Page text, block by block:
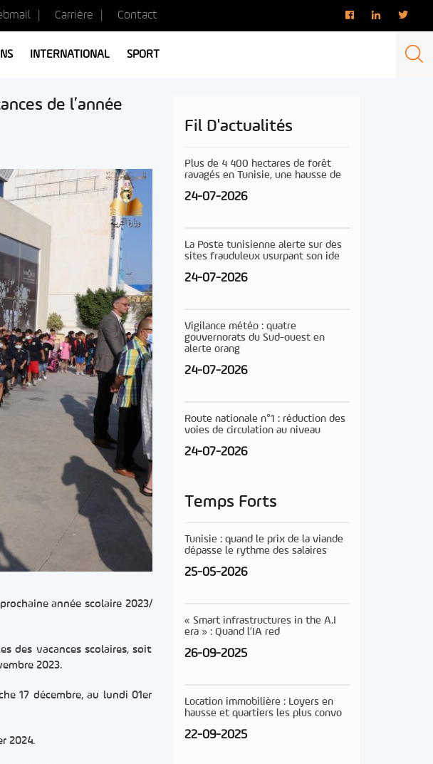
Carrière Contact
INTERNATIONAL SPORT
de l’année
année scolaire 2023/
des vacances scolaires, soit
2023.
17 décembre, au lundi 01er
2024.
Fil D'actualités
Plus de 4 400 hectares de forêt
ravagés en Tunisie, une hausse de
24-07-2026
La Poste tunisienne alerte sur des
sites frauduleux usurpant son ide
24-07-2026
Vigilance météo : quatre
gouvernorats du Sud-ouest en
alerte orang
24-07-2026
Route nationale n°1 : réduction des
voies de circulation au niveau
24-07-2026
Temps Forts
Tunisie : quand le prix de la viande
dépasse le rythme des salaires
25-05-2026
« Smart infrastructures in the A.I
era » : Quand l’IA red
26-09-2025
Location immobilière : Loyers en
hausse et quartiers les plus convo
22-09-2025